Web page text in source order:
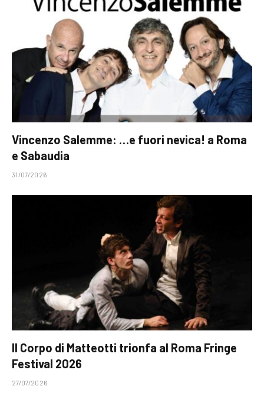
Vincenzo Salemme: …e fuori nevica! a Roma
e Sabaudia
31/07/2026
Il Corpo di Matteotti trionfa al Roma Fringe
Festival 2026
27/07/2026